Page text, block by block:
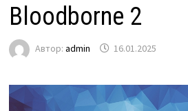
Bloodborne 2
Автор: admin 16.01.2025